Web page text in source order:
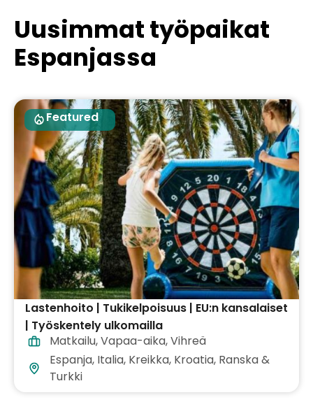
Uusimmat työpaikat
Espanjassa
Featured
Lastenhoito | Tukikelpoisuus | EU:n kansalaiset
| Työskentely ulkomailla
Matkailu,Vapaa-aika,Vihreä
Espanja, Italia, Kreikka, Kroatia, Ranska &
Turkki